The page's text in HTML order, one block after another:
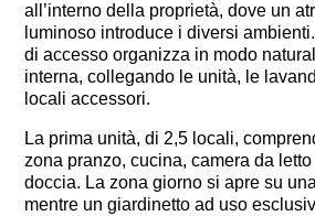
all’interno della proprietà, dove un
luminoso introduce i diversi
di accesso organizza in modo
interna, collegando le unità, le
locali accessori.
La prima unità, di 2,5 locali,
zona pranzo, cucina, camera da
doccia. La zona giorno si apre su
mentre un giardinetto ad uso